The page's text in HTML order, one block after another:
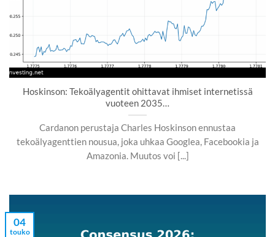
Hoskinson: Tekoälyagentit ohittavat ihmiset internetissä
vuoteen 2035…
Cardanon perustaja Charles Hoskinson ennustaa
tekoälyagenttien nousua, joka uhkaa Googlea, Facebookia ja
Amazonia. Muutos voi [...]
04
touko